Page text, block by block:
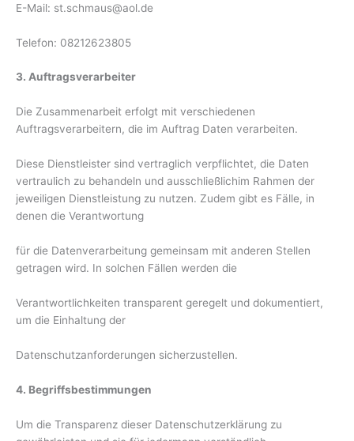
E-Mail: st.schmaus@aol.de
Telefon: 08212623805
3. Auftragsverarbeiter
Die Zusammenarbeit erfolgt mit verschiedenen
Auftragsverarbeitern, die im Auftrag Daten verarbeiten.
Diese Dienstleister sind vertraglich verpflichtet, die Daten
vertraulich zu behandeln und ausschließlichim Rahmen der
jeweiligen Dienstleistung zu nutzen. Zudem gibt es Fälle, in
denen die Verantwortung
für die Datenverarbeitung gemeinsam mit anderen Stellen
getragen wird. In solchen Fällen werden die
Verantwortlichkeiten transparent geregelt und dokumentiert,
um die Einhaltung der
Datenschutzanforderungen sicherzustellen.
4. Begriffsbestimmungen
Um die Transparenz dieser Datenschutzerklärung zu